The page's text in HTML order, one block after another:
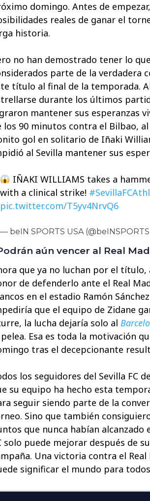
domingo. Antes de
reales de ganar el
historia.
no han demostrado tener lo
parte de la verdadera
título al final de la temporada.
durante los últimos
mantener sus esperanzas
los 90 minutos contra el Bilbao,
gol en solitario de Iñaki
al Sevilla mantener sus
IÑAKI WILLIAMS takes a
with a clinical strike!
pic.twitter.com/T5yv4NrvQ6
— beIN SPORTS USA
aún vencer al Real
que ya no luchan por el título,
de defenderlo ante el Real
en el estadio Ramón
que el equipo de Zidane
la lucha dejaría solo al
pelea. Esa es toda la motivación
tras el decepcionante
los seguidores del Sevilla FC
su equipo ha hecho esta
seguir siendo parte de la
Sino que también
que nunca habían alcanzado
solo puede mejorar después de
Una victoria contra el
significar el mundo para